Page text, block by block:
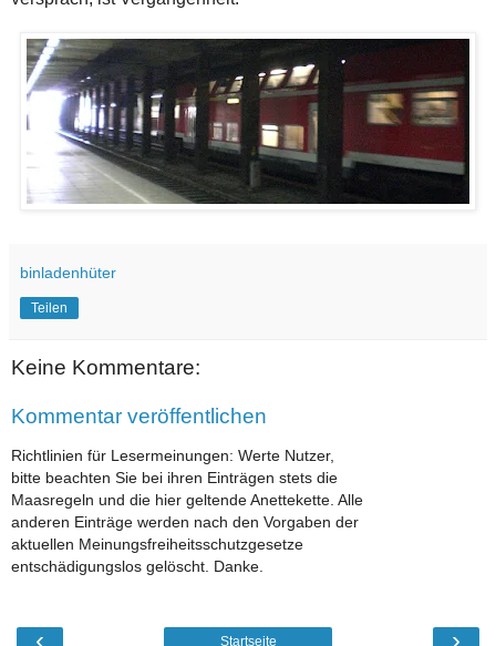
binladenhüter
Teilen
Keine Kommentare:
Kommentar veröffentlichen
Richtlinien für Lesermeinungen: Werte Nutzer,
bitte beachten Sie bei ihren Einträgen stets die
Maasregeln und die hier geltende Anettekette. Alle
anderen Einträge werden nach den Vorgaben der
aktuellen Meinungsfreiheitsschutzgesetze
entschädigungslos gelöscht. Danke.
‹ ›
Startseite